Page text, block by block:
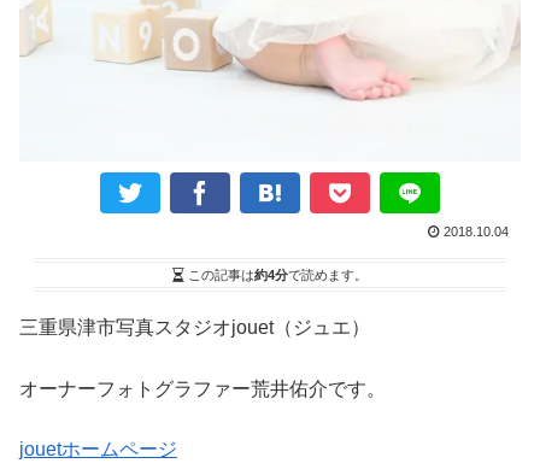
2018.10.04
この記事は約4分で読めます。
三重県津市写真スタジオjouet（ジュエ）
オーナーフォトグラファー荒井佑介です。
jouetホームページ